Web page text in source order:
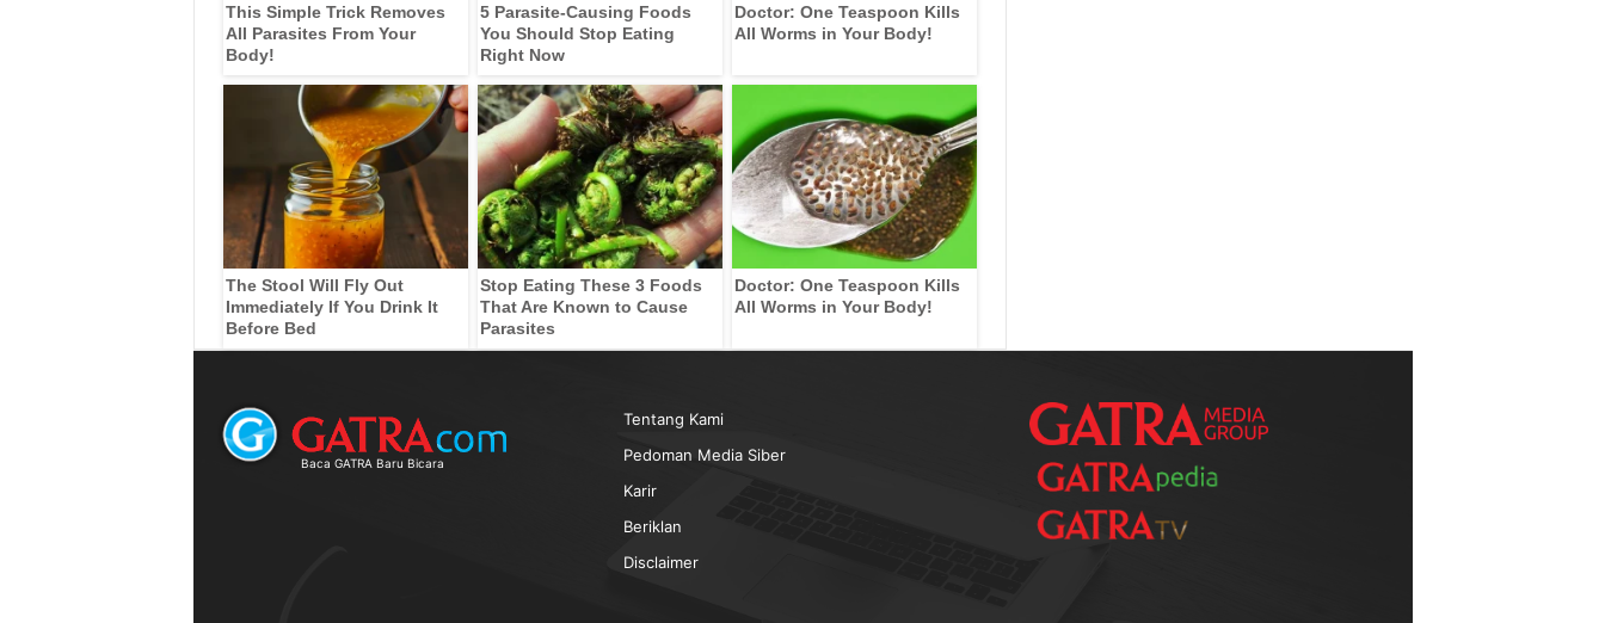
This Simple Trick Removes
All Parasites From Your
Body!
5 Parasite-Causing Foods
You Should Stop Eating
Right Now
Doctor: One Teaspoon Kills
All Worms in Your Body!
The Stool Will Fly Out
Immediately If You Drink It
Before Bed
Stop Eating These 3 Foods
That Are Known to Cause
Parasites
Doctor: One Teaspoon Kills
All Worms in Your Body!
Baca GATRA Baru Bicara
Tentang Kami
Pedoman Media Siber
Karir
Beriklan
Disclaimer